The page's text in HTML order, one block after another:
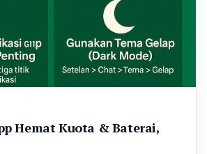
Hemat Kuota & Baterai,